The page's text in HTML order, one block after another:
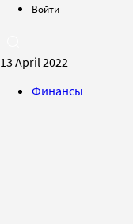
Войти
13 April 2022
Финансы